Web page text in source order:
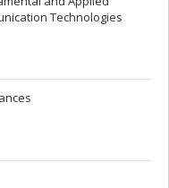
Technologies